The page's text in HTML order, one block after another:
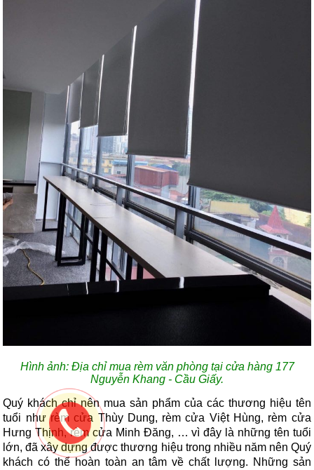
Hình ảnh: Địa chỉ mua rèm văn phòng tại cửa hàng 177
Nguyễn Khang - Cầu Giấy.
Quý khách chỉ nên mua sản phẩm của các thương hiệu tên
tuổi như rèm cửa Thùy Dung, rèm cửa Việt Hùng, rèm cửa
Hưng Thịnh, rèm cửa Minh Đăng, … vì đây là những tên tuổi
lớn, đã xây dựng được thương hiệu trong nhiều năm nên Quý
khách có thể hoàn toàn an tâm về chất lượng. Những sản